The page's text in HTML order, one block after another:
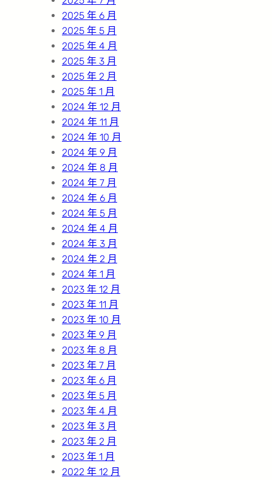
2025 年 6 月
2025 年 5 月
2025 年 4 月
2025 年 3 月
2025 年 2 月
2025 年 1 月
2024 年 12 月
2024 年 11 月
2024 年 10 月
2024 年 9 月
2024 年 8 月
2024 年 7 月
2024 年 6 月
2024 年 5 月
2024 年 4 月
2024 年 3 月
2024 年 2 月
2024 年 1 月
2023 年 12 月
2023 年 11 月
2023 年 10 月
2023 年 9 月
2023 年 8 月
2023 年 7 月
2023 年 6 月
2023 年 5 月
2023 年 4 月
2023 年 3 月
2023 年 2 月
2023 年 1 月
2022 年 12 月